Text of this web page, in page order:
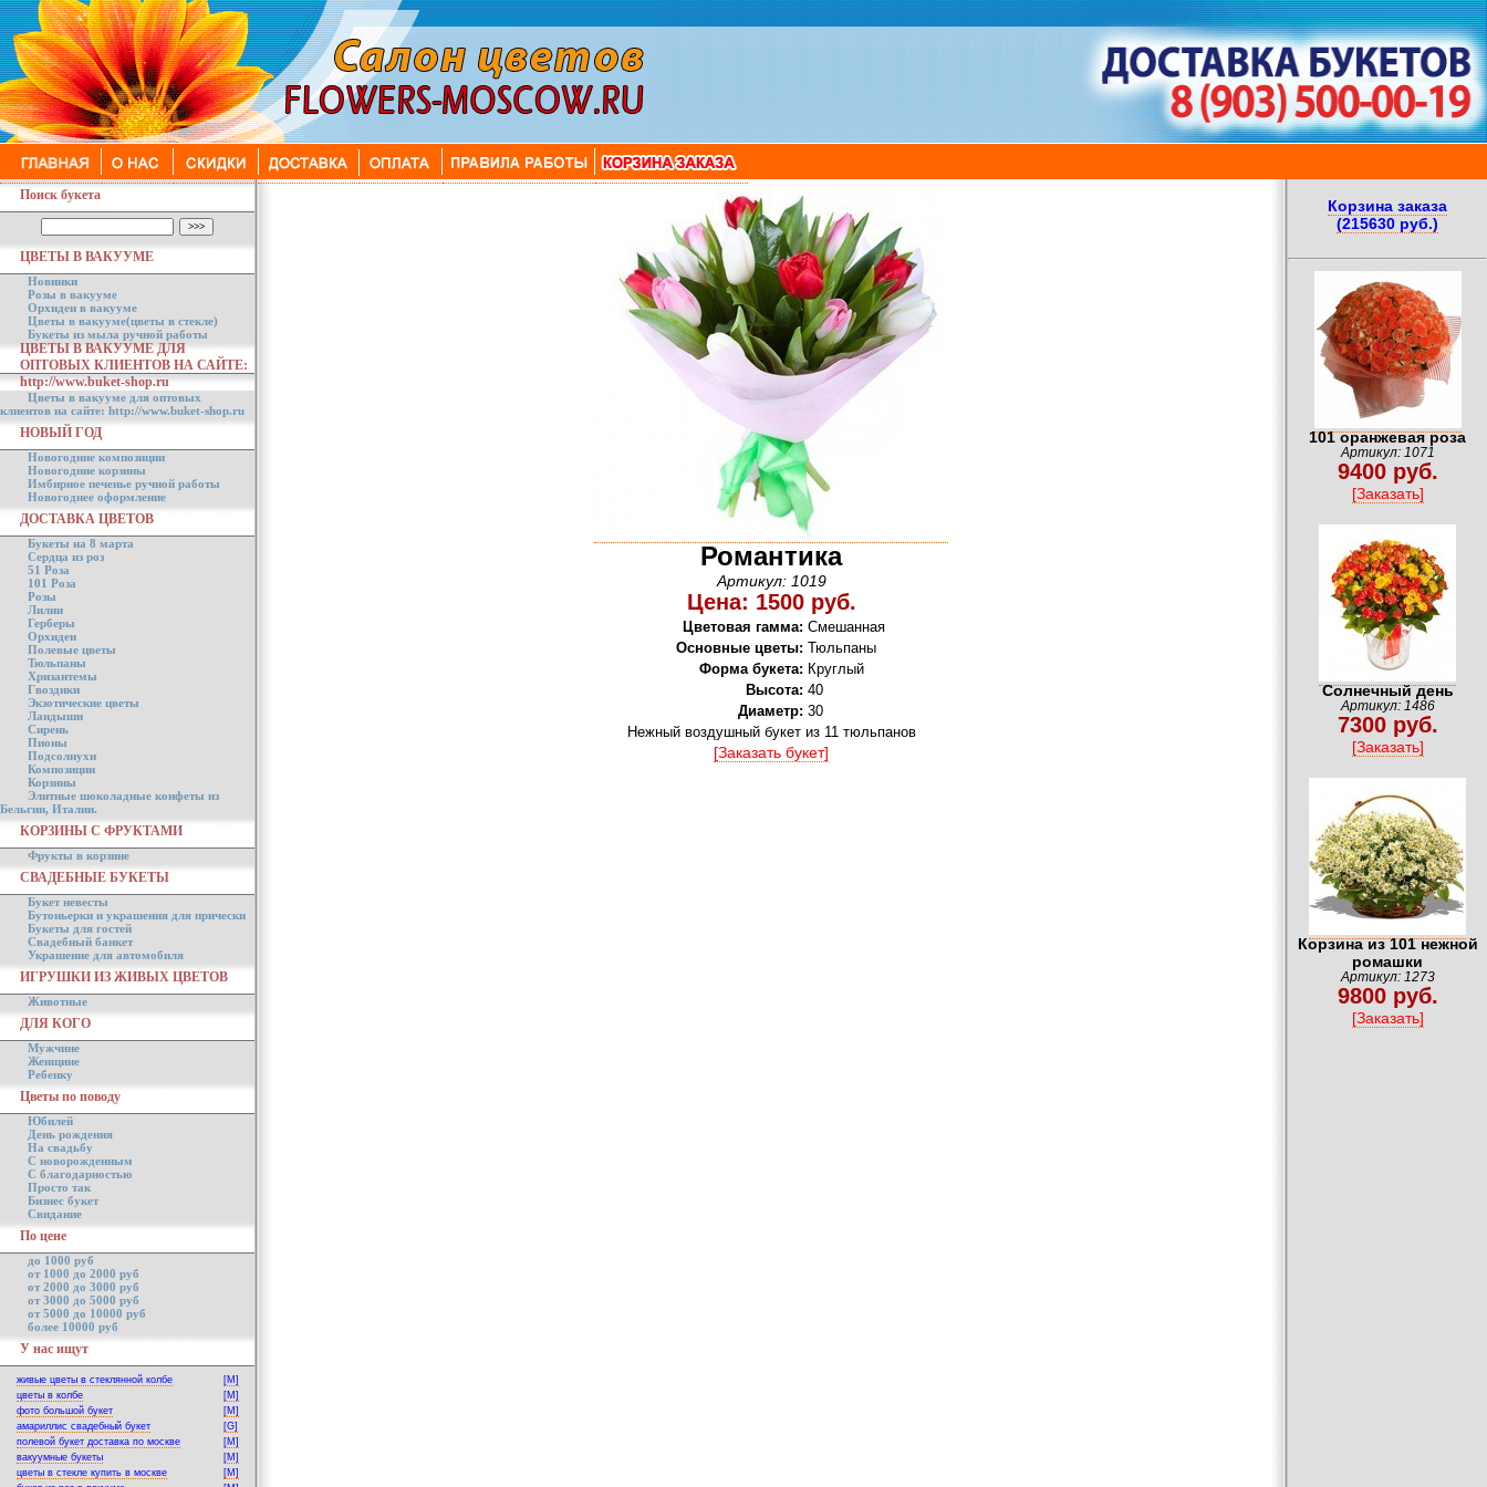
Поиск букета
ЦВЕТЫ В ВАКУУМЕ
Новинки
Розы в вакууме
Орхидеи в вакууме
Цветы в вакууме(цветы в стекле)
Букеты из мыла ручной работы
ЦВЕТЫ В ВАКУУМЕ ДЛЯ
ОПТОВЫХ КЛИЕНТОВ НА САЙТЕ:
http://www.buket-shop.ru
Цветы в вакууме для оптовых
клиентов на сайте: http://www.buket-shop.ru
НОВЫЙ ГОД
Новогодние композиции
Новогодние корзины
Имбирное печенье ручной работы
Новогоднее оформление
ДОСТАВКА ЦВЕТОВ
Букеты на 8 марта
Сердца из роз
51 Роза
101 Роза
Розы
Лилии
Герберы
Орхидеи
Полевые цветы
Тюльпаны
Хризантемы
Гвоздики
Экзотические цветы
Ландыши
Сирень
Пионы
Подсолнухи
Композиции
Корзины
Элитные шоколадные конфеты из
Бельгии, Италии.
КОРЗИНЫ С ФРУКТАМИ
Фрукты в корзине
СВАДЕБНЫЕ БУКЕТЫ
Букет невесты
Бутоньерки и украшения для прически
Букеты для гостей
Свадебный банкет
Украшение для автомобиля
ИГРУШКИ ИЗ ЖИВЫХ ЦВЕТОВ
Животные
ДЛЯ КОГО
Мужчине
Женщине
Ребенку
Цветы по поводу
Юбилей
День рождения
На свадьбу
С новорожденным
С благодарностью
Просто так
Бизнес букет
Свидание
По цене
до 1000 руб
от 1000 до 2000 руб
от 2000 до 3000 руб
от 3000 до 5000 руб
от 5000 до 10000 руб
более 10000 руб
У нас ищут
живые цветы в стеклянной колбе
[M]
цветы в колбе
[M]
фото большой букет
[M]
амариллис свадебный букет
[G]
полевой букет доставка по москве
[M]
вакуумные букеты
[M]
цветы в стекле купить в москве
[M]
Романтика
Артикул: 1019
Цена: 1500 руб.
Цветовая гамма: Смешанная
Основные цветы: Тюльпаны
Форма букета: Круглый
Высота: 40
Диаметр: 30
Нежный воздушный букет из 11 тюльпанов
[Заказать букет]
Корзина заказа
(215630 руб.)
101 оранжевая роза
Артикул: 1071
9400 руб.
[Заказать]
Солнечный день
Артикул: 1486
7300 руб.
[Заказать]
Корзина из 101 нежной
ромашки
Артикул: 1273
9800 руб.
[Заказать]